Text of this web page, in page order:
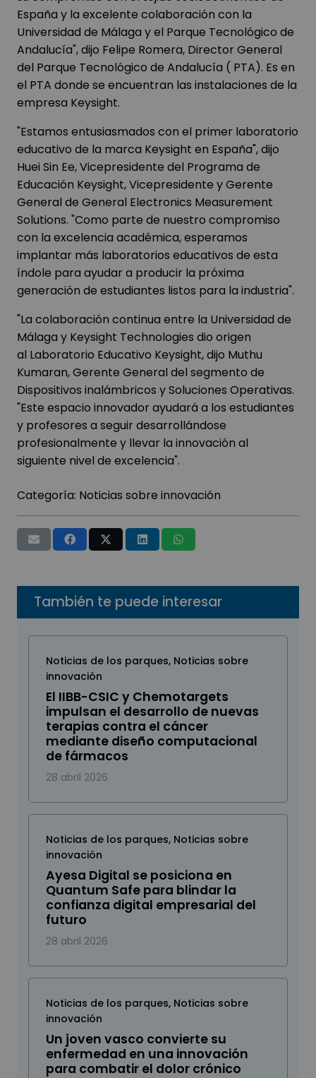
España y la excelente colaboración con la
Universidad de Málaga y el Parque Tecnológico de
Andalucía", dijo Felipe Romera, Director General
del Parque Tecnológico de Andalucía ( PTA). Es en
el PTA donde se encuentran las instalaciones de la
empresa Keysight.
"Estamos entusiasmados con el primer laboratorio
educativo de la marca Keysight en España", dijo
Huei Sin Ee, Vicepresidente del Programa de
Educación Keysight, Vicepresidente y Gerente
General de General Electronics Measurement
Solutions. "Como parte de nuestro compromiso
con la excelencia académica, esperamos
implantar más laboratorios educativos de esta
índole para ayudar a producir la próxima
generación de estudiantes listos para la industria".
"La colaboración continua entre la Universidad de
Málaga y Keysight Technologies dio origen
al Laboratorio Educativo Keysight, dijo Muthu
Kumaran, Gerente General del segmento de
Dispositivos inalámbricos y Soluciones Operativas.
"Este espacio innovador ayudará a los estudiantes
y profesores a seguir desarrollándose
profesionalmente y llevar la innovación al
siguiente nivel de excelencia".
Categoría: Noticias sobre innovación
También te puede interesar
Noticias de los parques, Noticias sobre
innovación
El IIBB-CSIC y Chemotargets
impulsan el desarrollo de nuevas
terapias contra el cáncer
mediante diseño computacional
de fármacos
28 abril 2026
Noticias de los parques, Noticias sobre
innovación
Ayesa Digital se posiciona en
Quantum Safe para blindar la
confianza digital empresarial del
futuro
28 abril 2026
Noticias de los parques, Noticias sobre
innovación
Un joven vasco convierte su
enfermedad en una innovación
para combatir el dolor crónico